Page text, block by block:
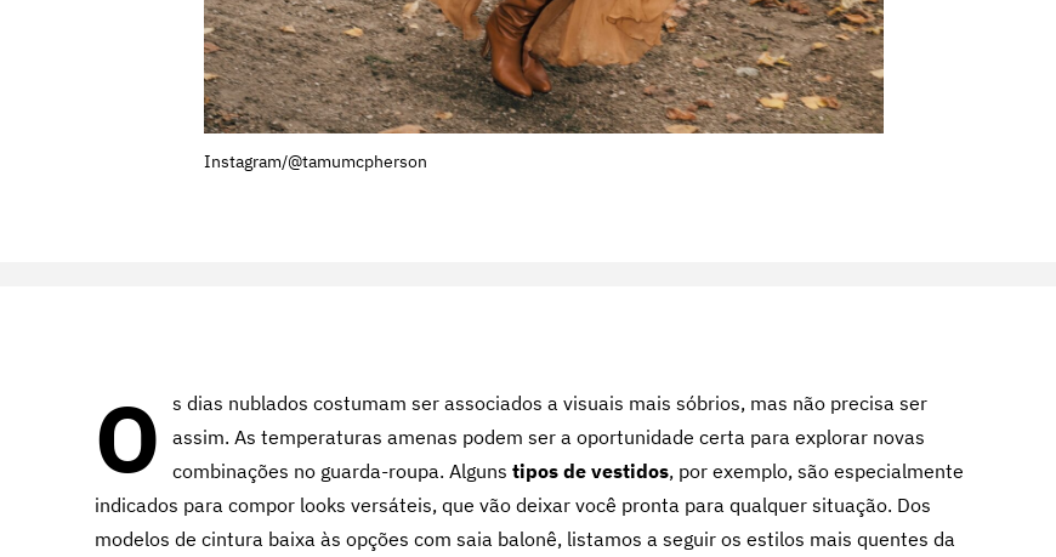
Instagram/@tamumcpherson
O
s dias nublados costumam ser associados a visuais mais sóbrios, mas não precisa ser
assim. As temperaturas amenas podem ser a oportunidade certa para explorar novas
combinações no guarda-roupa. Alguns tipos de vestidos, por exemplo, são especialmente
indicados para compor looks versáteis, que vão deixar você pronta para qualquer situação. Dos
modelos de cintura baixa às opções com saia balonê, listamos a seguir os estilos mais quentes da